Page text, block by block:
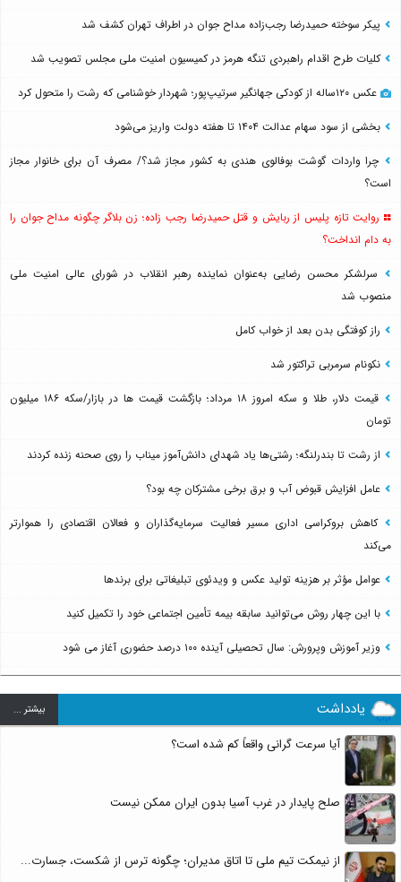
پیکر سوخته حمیدرضا رجب‌زاده مداح جوان در اطراف تهران کشف شد
کلیات طرح اقدام راهبردی تنگه هرمز در کمیسیون امنیت ملی مجلس تصویب شد
عکس ۱۲۰ساله از کودکی جهانگیر سرتیپ‌پور؛ شهردار خوشنامی که رشت را متحول کرد
بخشی از سود سهام عدالت ۱۴۰۴ تا هفته دولت واریز می‌شود
چرا واردات گوشت بوفالوی هندی به کشور مجاز شد؟/ مصرف آن برای خانوار مجاز
است؟
روایت تازه پلیس از ربایش و قتل حمیدرضا رجب زاده؛ زن بلاگر چگونه مداح جوان را
به دام انداخت؟
سرلشکر محسن رضایی به‌عنوان نماینده رهبر انقلاب در شورای عالی امنیت ملی
منصوب شد
راز کوفتگی بدن بعد از خواب کامل
نکونام سرمربی تراکتور شد
قیمت دلار، طلا و سکه امروز ۱۸ مرداد؛ بازگشت قیمت ها در بازار/سکه ۱۸۶ میلیون
تومان
از رشت تا بندرلنگه؛ رشتی‌ها یاد شهدای دانش‌آموز میناب را روی صحنه زنده کردند
عامل افزایش قبوض آب و برق برخی مشترکان چه بود؟
کاهش بروکراسی اداری مسیر فعالیت سرمایه‌گذاران و فعالان اقتصادی را هموارتر
می‌کند
عوامل مؤثر بر هزینه تولید عکس و ویدئوی تبلیغاتی برای برندها
با این چهار روش می‌توانید سابقه بیمه تأمین اجتماعی خود را تکمیل کنید
وزیر آموزش وپرورش: سال تحصیلی آینده ۱۰۰ درصد حضوری آغاز می شود
یادداشت بيشتر ...
آیا سرعت گرانی واقعاً کم شده است؟
صلح پایدار در غرب آسیا بدون ایران ممکن نیست
از نیمکت تیم ملی تا اتاق مدیران؛ چگونه ترس از شکست، جسارت...